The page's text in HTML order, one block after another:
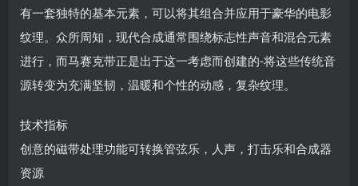
有一套独特的基本元素，可以将其组合并应用于豪华的电影
纹理。众所周知，现代合成通常围绕标志性声音和混合元素
进行，而马赛克带正是出于这一考虑而创建的-将这些传统音
源转变为充满坚韧，温暖和个性的动感，复杂纹理。
技术指标
创意的磁带处理功能可转换管弦乐，人声，打击乐和合成器
资源